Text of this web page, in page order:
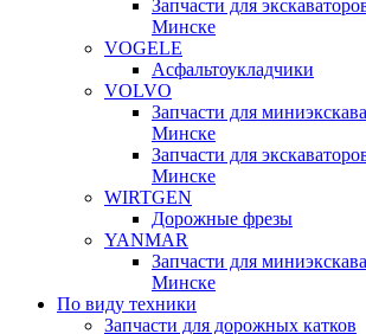
Запчасти для
Минске
VOGELE
Асфальтоукладчики
VOLVO
Запчасти для
Минске
Запчасти для
Минске
WIRTGEN
Дорожные фрезы
YANMAR
Запчасти для
Минске
По виду техники
Запчасти для дорожных катков